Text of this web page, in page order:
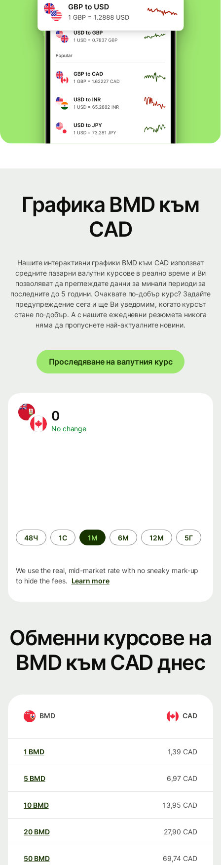
Графика BMD към
CAD
Нашите интерактивни графики BMD към CAD използват
средните пазарни валутни курсове в реално време и Ви
позволяват да преглеждате данни за минали периоди за
последните до 5 години. Очаквате по-добър курс? Задайте
предупреждение сега и ще Ви уведомим, когато курсът
стане по-добър. А с нашите ежедневни резюмета никога
няма да пропуснете най-актуалните новини.
Проследяване на валутния курс
0
No change
Time
period
48Ч 1С 1М 6М 12М 5Г
We use the real, mid-market rate with no sneaky mark-up
to hide the fees. Learn more
Обменни курсове на
BMD към CAD днес
BMD CAD
1 BMD 1,39 CAD
5 BMD 6,97 CAD
10 BMD 13,95 CAD
20 BMD 27,90 CAD
50 BMD 69,74 CAD